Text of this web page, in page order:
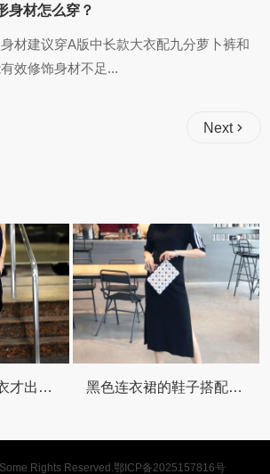
身材怎么穿？
身材建议穿A版中长款大衣配九分萝卜裤和
效修饰身材不足...
Next
黑裤子配什么上衣才出彩 这份懒人搭配指南请收好 黑色连衣裙的鞋子搭配全攻略让你美出新高
Rights Reserved.鄂ICP备2025157816号